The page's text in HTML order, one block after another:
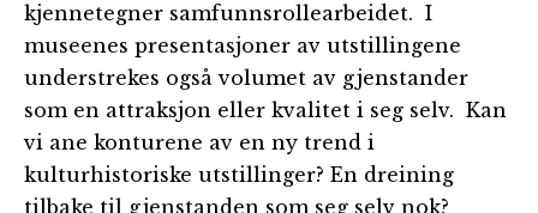
kjennetegner samfunnsrollearbeidet. I
museenes presentasjoner av utstillingene
understrekes også volumet av gjenstander
som en attraksjon eller kvalitet i seg selv. Kan
vi ane konturene av en ny trend i
kulturhistoriske utstillinger? En dreining
tilbake til gjenstanden som seg selv nok?